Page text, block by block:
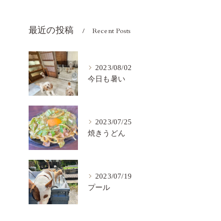
最近の投稿 Recent Posts
2023/08/02
今日も暑い
2023/07/25
焼きうどん
2023/07/19
プール